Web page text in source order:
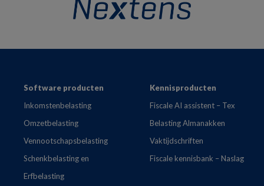
FooterSoftware producten
Inkomstenbelasting
Omzetbelasting
Vennootschapsbelasting
Schenkbelasting en
Erfbelasting
Kennisproducten
Fiscale AI assistent – Tex
Belasting Almanakken
Vaktijdschriften
Fiscale kennisbank – Naslag